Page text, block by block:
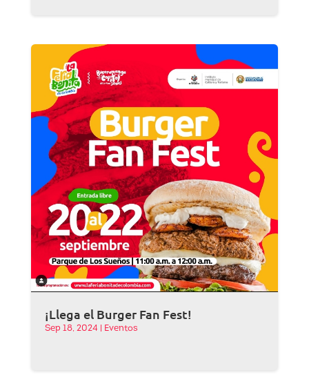
¡Llega el Burger Fan Fest!
Sep 18, 2024 Eventos